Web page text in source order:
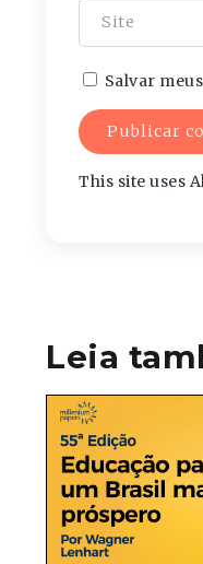
Salvar
This site uses
Leia